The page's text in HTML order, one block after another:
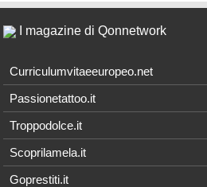
I magazine di Qonnetwork
Curriculumvitaeeuropeo.net
Passionetattoo.it
Troppodolce.it
Scoprilamela.it
Goprestiti.it